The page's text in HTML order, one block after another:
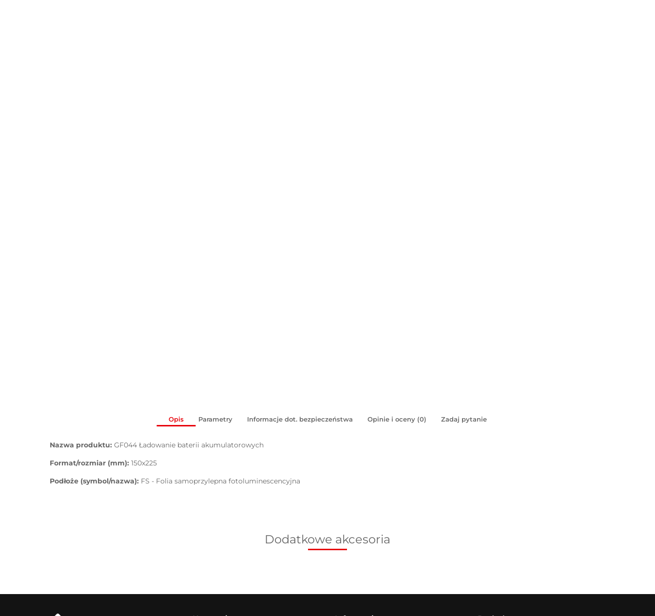
Opis Parametry Informacje dot. bezpieczeństwa Opinie i oceny (0) Zadaj pytanie
Nazwa produktu: GF044 Ładowanie baterii akumulatorowych
Format/rozmiar (mm): 150x225
Podłoże (symbol/nazwa): FS - Folia samoprzylepna fotoluminescencyjna
Dodatkowe akcesoria